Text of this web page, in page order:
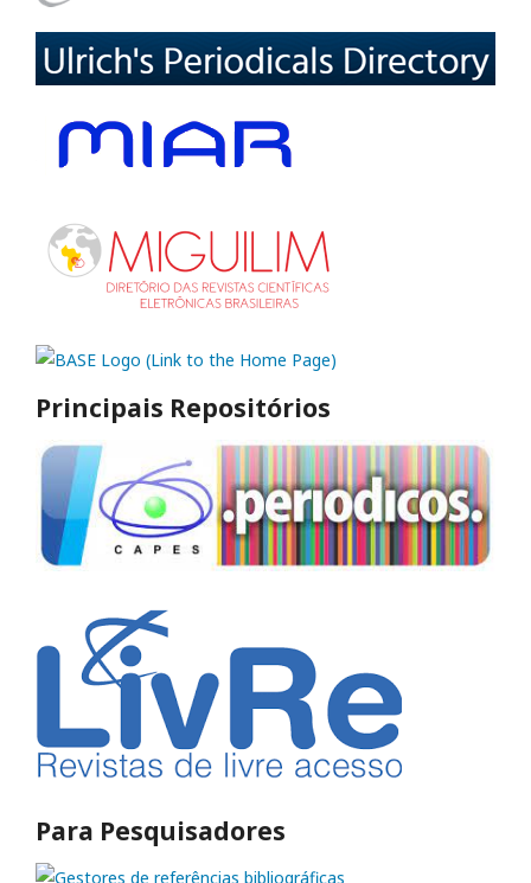
Principais Repositórios
Para Pesquisadores